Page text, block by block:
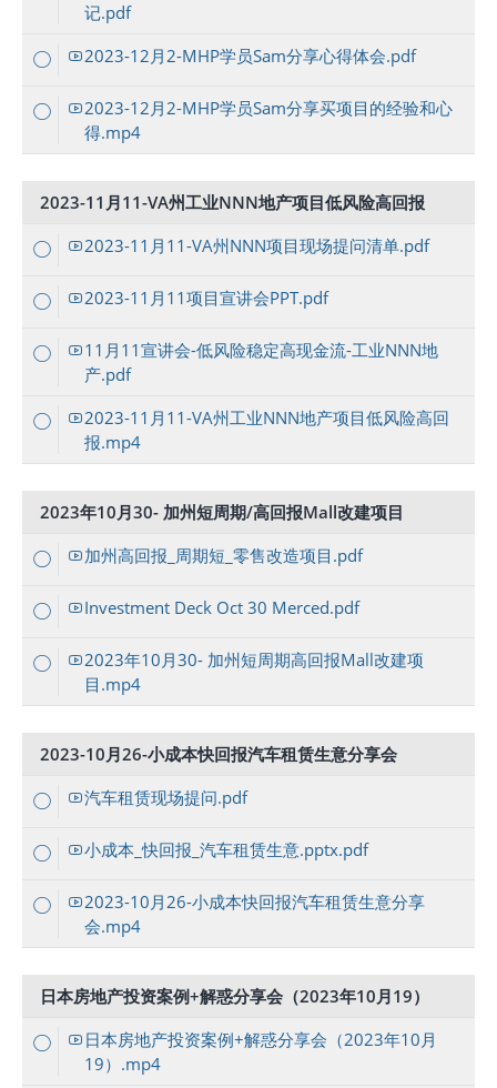
记.pdf
2023-12月2-MHP学员Sam分享心得体会.pdf
2023-12月2-MHP学员Sam分享买项目的经验和心
得.mp4
2023-11月11-VA州工业NNN地产项目低风险高回报
2023-11月11-VA州NNN项目现场提问清单.pdf
2023-11月11项目宣讲会PPT.pdf
11月11宣讲会-低风险稳定高现金流-工业NNN地
产.pdf
2023-11月11-VA州工业NNN地产项目低风险高回
报.mp4
2023年10月30- 加州短周期/高回报Mall改建项目
加州高回报_周期短_零售改造项目.pdf
Investment Deck Oct 30 Merced.pdf
2023年10月30- 加州短周期高回报Mall改建项
目.mp4
2023-10月26-小成本快回报汽车租赁生意分享会
汽车租赁现场提问.pdf
小成本_快回报_汽车租赁生意.pptx.pdf
2023-10月26-小成本快回报汽车租赁生意分享
会.mp4
日本房地产投资案例+解惑分享会（2023年10月19）
日本房地产投资案例+解惑分享会（2023年10月
19）.mp4